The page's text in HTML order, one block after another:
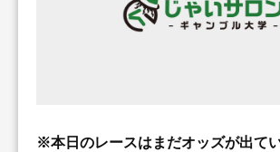
※本日のレースはまだオッズが出て